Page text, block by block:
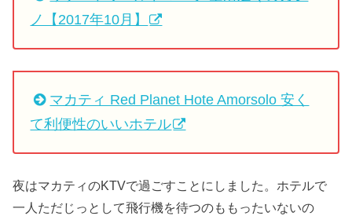
ノ【2017年10月】
マカティ Red Planet Hote Amorsolo 安く
て利便性のいいホテル
夜はマカティのKTVで過ごすことにしました。ホテルで
一人ただじっとして飛行機を待つのももったいないの